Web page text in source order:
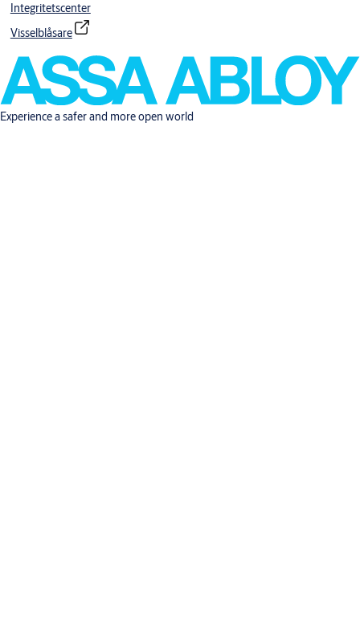
Integritetscenter
Visselblåsare
Experience a safer and more open world